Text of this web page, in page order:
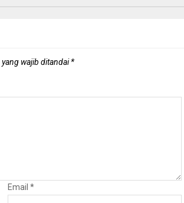
yang wajib ditandai*
Email *